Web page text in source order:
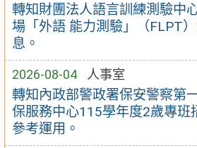
轉知財團法人語言訓練測驗中
場「外語 能力測驗」（FLPT
息。
2026-08-04 人事室
轉知內政部警政署保安警察第
保服務中心115學年度2歲專班
參考運用。